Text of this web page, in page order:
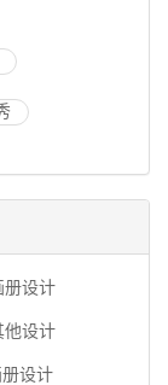
册设计
他设计
设计